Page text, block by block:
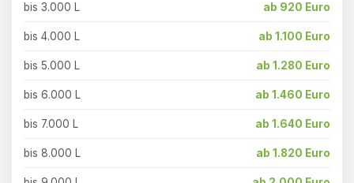
bis 3.000 L ab 920 Euro
bis 4.000 L ab 1.100 Euro
bis 5.000 L ab 1.280 Euro
bis 6.000 L ab 1.460 Euro
bis 7.000 L ab 1.640 Euro
bis 8.000 L ab 1.820 Euro